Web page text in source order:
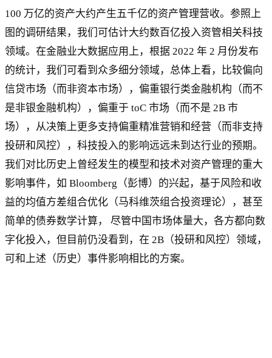
100 万亿的资产大约产生五千亿的资产管理营收。参照上
图的调研结果，我们可估计大约数百亿投入资管相关科技
领域。在金融业大数据应用上，根据 2022 年 2 月份发布
的统计，我们可看到众多细分领域，总体上看，比较偏向
信贷市场（而非资本市场），偏重银行类金融机构（而不
是非银金融机构），偏重于 toC 市场（而不是 2B 市
场），从决策上更多支持偏重精准营销和经营（而非支持
投研和风控），科技投入的影响远远未到达行业的预期。
我们对比历史上曾经发生的模型和技术对资产管理的重大
影响事件，如 Bloomberg（彭博）的兴起，基于风险和收
益的均值方差组合优化（马科维茨组合投资理论），甚至
简单的债券数学计算， 尽管中国市场体量大，各方都向数
字化投入，但目前仍没看到，在 2B（投研和风控）领域，
可和上述（历史）事件影响相比的方案。